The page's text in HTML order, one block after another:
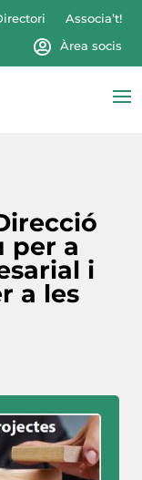
Associa’t!
Àrea socis
per a
i
a les